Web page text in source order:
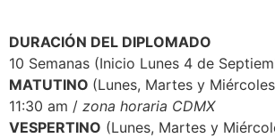
DURACIÓN DEL DIPLOMADO
10 Semanas (Inicio Lunes 4 de
MATUTINO (Lunes, Martes y
11:30 am / zona horaria CDMX
VESPERTINO (Lunes, Martes y